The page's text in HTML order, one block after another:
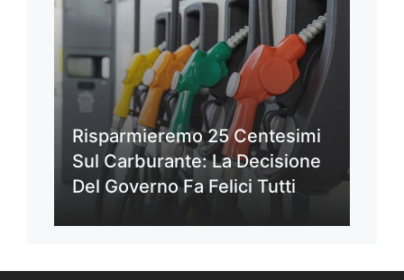
Risparmieremo 25 Centesimi
Sul Carburante: La Decisione
Del Governo Fa Felici Tutti